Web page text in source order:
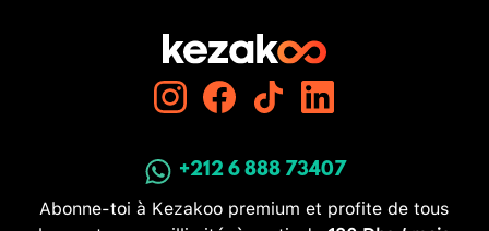
+212 6 888 73407
Abonne-toi à Kezakoo premium et profite de tous